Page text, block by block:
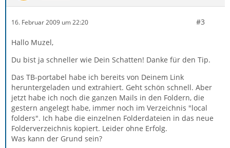
16. Februar 2009 um 22:20 #3
Hallo Muzel,
Du bist ja schneller wie Dein Schatten! Danke für den Tip.
Das TB-portabel habe ich bereits von Deinem Link
heruntergeladen und extrahiert. Geht schön schnell. Aber
jetzt habe ich noch die ganzen Mails in den Foldern, die
gestern angelegt habe, immer noch im Verzeichnis "local
folders". Ich habe die einzelnen Folderdateien in das neue
Folderverzeichnis kopiert. Leider ohne Erfolg.
Was kann der Grund sein?